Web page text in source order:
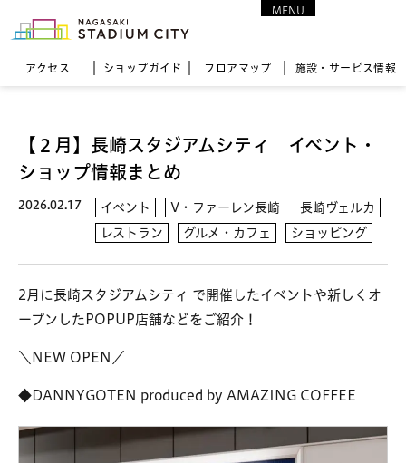
アクセス ショップガイド フロア マップ 施設・サービス情報
MENU
【２月】長崎スタジアムシティ イベント・
ショップ情報まとめ
2026.02.17 イベント V・ファーレン長崎
長崎ヴェルカ
レストラン
グルメ・カフェ ショッピング
2月に長崎スタジアムシティ で開催したイベントや新しくオ
ープンしたPOPUP店舗などをご紹介！
＼NEW OPEN／
◆ DANNYGOTEN produced by AMAZING COFFEE